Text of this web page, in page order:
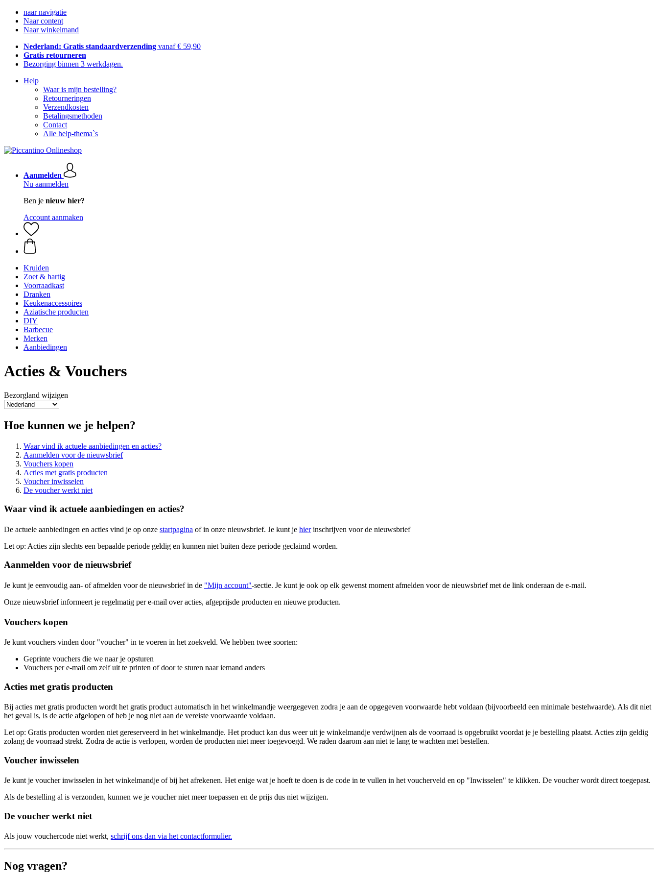
naar navigatie
Naar content
Naar winkelmand
Nederland: Gratis standaardverzending vanaf € 59,90
Gratis retourneren
Bezorging binnen 3 werkdagen.
Help
Waar is mijn bestelling?
Retourneringen
Verzendkosten
Betalingsmethoden
Contact
Alle help-thema`s
Aanmelden
Nu aanmelden
Ben je nieuw hier?
Account aanmaken
Kruiden
Zoet & hartig
Voorraadkast
Dranken
Keukenaccessoires
Aziatische producten
DIY
Barbecue
Merken
Aanbiedingen
Acties & Vouchers
Bezorgland wijzigen
Hoe kunnen we je helpen?
Waar vind ik actuele aanbiedingen en acties?
Aanmelden voor de nieuwsbrief
Vouchers kopen
Acties met gratis producten
Voucher inwisselen
De voucher werkt niet
Waar vind ik actuele aanbiedingen en acties?
De actuele aanbiedingen en acties vind je op onze startpagina of in onze nieuwsbrief. Je kunt je hierinschrijven voor de nieuwsbrief
Let op: Acties zijn slechts een bepaalde periode geldig en kunnen niet buiten deze periode geclaimd worden.
Aanmelden voor de nieuwsbrief
Je kunt je eenvoudig aan- of afmelden voor de nieuwsbrief in de "Mijn account"-sectie. Je kunt je ook op elk gewenst moment afmelden voor de nieuwsbrief met de link onderaan de e-mail.
Onze nieuwsbrief informeert je regelmatig per e-mail over acties, afgeprijsde producten en nieuwe producten.
Vouchers kopen
Je kunt vouchers vinden door "voucher" in te voeren in het zoekveld. We hebben twee soorten:
Geprinte vouchers die we naar je opsturen
Vouchers per e-mail om zelf uit te printen of door te sturen naar iemand anders
Acties met gratis producten
Bij acties met gratis producten wordt het gratis product automatisch in het winkelmandje weergegeven zodra je aan de opgegeven voorwaarde hebt voldaan (bijvoorbeeld een minimale bestelwaarde). Als dit niet
het geval is, is de actie afgelopen of heb je nog niet aan de vereiste voorwaarde voldaan.
Let op: Gratis producten worden niet gereserveerd in het winkelmandje. Het product kan dus weer uit je winkelmandje verdwijnen als de voorraad is opgebruikt voordat je je bestelling plaatst. Acties zijn geldig
zolang de voorraad strekt. Zodra de actie is verlopen, worden de producten niet meer toegevoegd. We raden daarom aan niet te lang te wachten met bestellen.
Voucher inwisselen
Je kunt je voucher inwisselen in het winkelmandje of bij het afrekenen. Het enige wat je hoeft te doen is de code in te vullen in het voucherveld en op "Inwisselen" te klikken. De voucher wordt direct toegepast.
Als de bestelling al is verzonden, kunnen we je voucher niet meer toepassen en de prijs dus niet wijzigen.
De voucher werkt niet
Als jouw vouchercode niet werkt, schrijf ons dan via het contactformulier.
Nog vragen?